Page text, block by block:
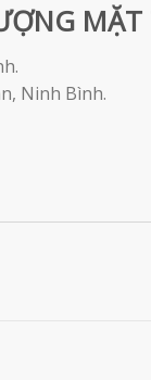
MẶT
Ninh Bình.